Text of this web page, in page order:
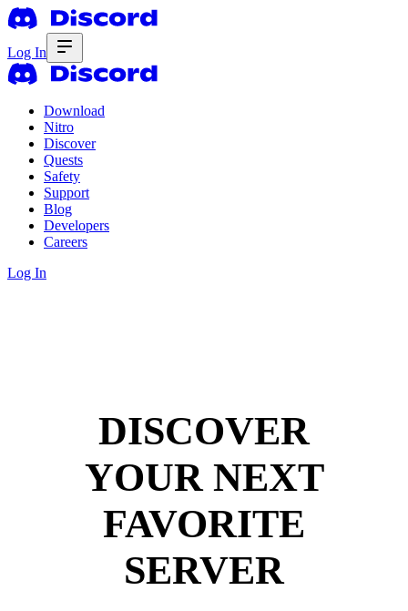
Log In
Download
Nitro
Discover
Quests
Safety
Support
Blog
Developers
Careers
Log In
DISCOVER
YOUR NEXT
FAVORITE
SERVER